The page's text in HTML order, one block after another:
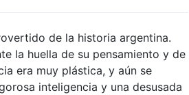
de la historia argentina.
la huella de su pensamiento y de
era muy plástica, y aún se
inteligencia y una desusada